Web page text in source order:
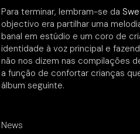
Para terminar, lembram-se da
objectivo era partilhar uma
banal em estúdio e um coro de
identidade à voz principal e
não nos dizem nas compilações
a função de confortar crianças
álbum seguinte.
News